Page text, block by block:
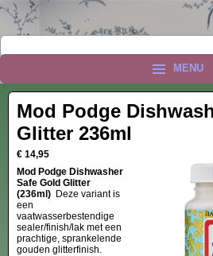
MENU
Mod Podge
Glitter 236ml
€ 14,95
Mod Podge Dishwasher
Safe Gold Glitter
(236ml) Deze variant is
een
vaatwasserbestendige
sealer/finish/lak met een
prachtige, sprankelende
gouden glitterfinish.